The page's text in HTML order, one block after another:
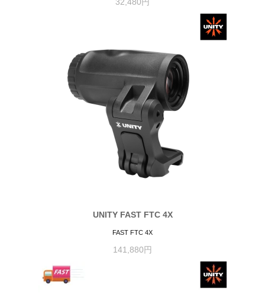
32,480円
UNITY FAST FTC 4X
FAST FTC 4X
141,880円